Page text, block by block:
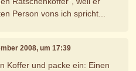
Person vons ich spricht...
2008, um 17:39
Koffer und packe ein: Einen